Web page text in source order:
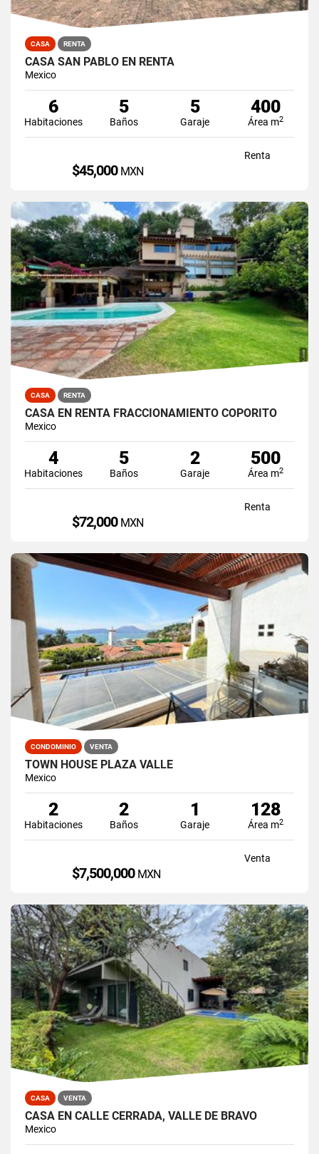
CASA RENTA
CASA SAN PABLO EN RENTA
Mexico
6
Habitaciones
5
Baños
5
Garaje
400
Área m2
Renta
$45,000 MXN
CASA RENTA
CASA EN RENTA FRACCIONAMIENTO COPORITO
Mexico
4
Habitaciones
5
Baños
2
Garaje
500
Área m2
Renta
$72,000 MXN
CONDOMINIO VENTA
TOWN HOUSE PLAZA VALLE
Mexico
2
Habitaciones
2
Baños
1
Garaje
128
Área m2
Venta
$7,500,000 MXN
CASA VENTA
CASA EN CALLE CERRADA, VALLE DE BRAVO
Mexico